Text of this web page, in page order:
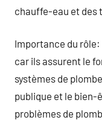
chauffe-eau et des
Importance du
car ils assurent le
systèmes de
publique et le bien-
problèmes de